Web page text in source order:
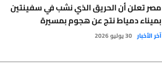
مصر تعلن أن الحريق الذي نشب في سفينتين
بميناء دمياط نتج عن هجوم بمسيرة
آخر الأخبار 30 يوليو 2026